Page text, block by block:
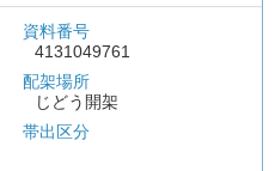
資料番号
4131049761
配架場所
じどう開架
帯出区分